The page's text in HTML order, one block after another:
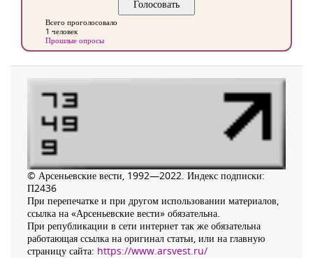
Всего проголосовало
1 человек
Прошлые опросы
© Арсеньевские вести, 1992—2022. Индекс подписки:
П2436
При перепечатке и при другом использовании материалов,
ссылка на «Арсеньевские вести» обязательна.
При републикации в сети интернет так же обязательна
работающая ссылка на оригинал статьи, или на главную
страницу сайта: https://www.arsvest.ru/